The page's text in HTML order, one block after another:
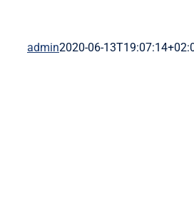
admin2020-06-